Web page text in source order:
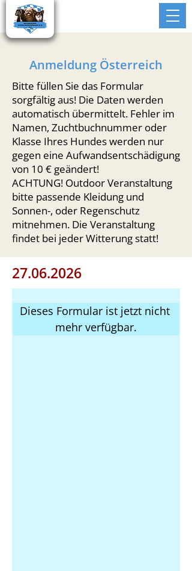
Anmeldung Österreich
Bitte füllen Sie das Formular
sorgfältig aus! Die Daten werden
automatisch übermittelt. Fehler im
Namen, Zuchtbuchnummer oder
Klasse Ihres Hundes werden nur
gegen eine Aufwandsentschädigung
von 10 € geändert!
ACHTUNG! Outdoor Veranstaltung
bitte passende Kleidung und
Sonnen-, oder Regenschutz
mitnehmen. Die Veranstaltung
findet bei jeder Witterung statt!
27.06.2026
Dieses Formular ist jetzt nicht
mehr verfügbar.